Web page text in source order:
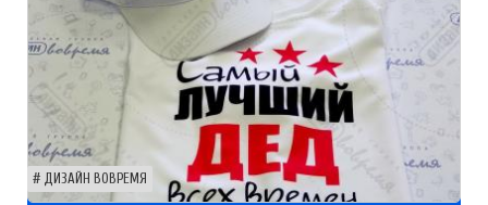
ДИЗАЙН ВОВРЕМЯ